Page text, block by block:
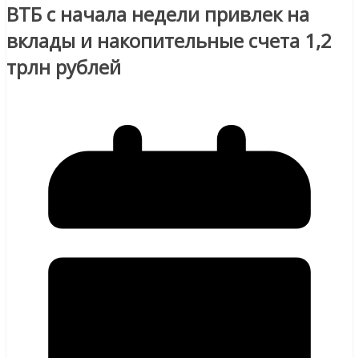
ВТБ с начала недели привлек на
вклады и накопительные счета 1,2
трлн рублей